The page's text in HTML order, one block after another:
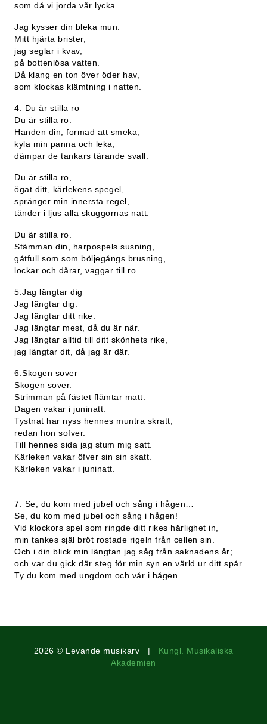
som då vi jorda vår lycka.
Jag kysser din bleka mun.
Mitt hjärta brister,
jag seglar i kvav,
på bottenlösa vatten.
Då klang en ton över öder hav,
som klockas klämtning i natten.
4. Du är stilla ro
Du är stilla ro.
Handen din, formad att smeka,
kyla min panna och leka,
dämpar de tankars tärande svall.
Du är stilla ro,
ögat ditt, kärlekens spegel,
spränger min innersta regel,
tänder i ljus alla skuggornas natt.
Du är stilla ro.
Stämman din, harpospels susning,
gåtfull som som böljegångs brusning,
lockar och dårar, vaggar till ro.
5.Jag längtar dig
Jag längtar dig.
Jag längtar ditt rike.
Jag längtar mest, då du är när.
Jag längtar alltid till ditt skönhets rike,
jag längtar dit, då jag är där.
6.Skogen sover
Skogen sover.
Strimman på fästet flämtar matt.
Dagen vakar i juninatt.
Tystnat har nyss hennes muntra skratt,
redan hon sofver.
Till hennes sida jag stum mig satt.
Kärleken vakar öfver sin sin skatt.
Kärleken vakar i juninatt.
7. Se, du kom med jubel och sång i hågen…
Se, du kom med jubel och sång i hågen!
Vid klockors spel som ringde ditt rikes härlighet in,
min tankes själ bröt rostade rigeln från cellen sin.
Och i din blick min längtan jag såg från saknadens år;
och var du gick där steg för min syn en värld ur ditt spår.
Ty du kom med ungdom och vår i hågen.
2026 © Levande musikarv | Kungl. Musikaliska
Akademien